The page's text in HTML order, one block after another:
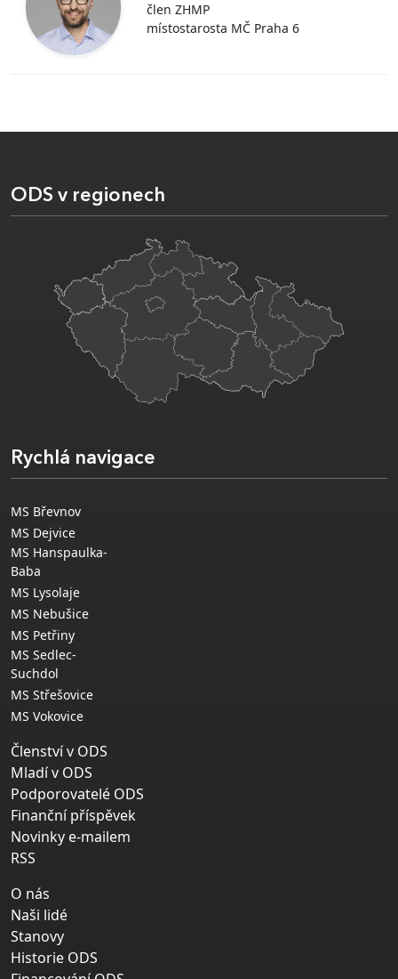
člen ZHMP
místostarosta MČ Praha 6
ODS v regionech
Rychlá navigace
MS Břevnov
MS Dejvice
MS Hanspaulka-
Baba
MS Lysolaje
MS Nebušice
MS Petřiny
MS Sedlec-
Suchdol
MS Střešovice
MS Vokovice
Členství v ODS
Mladí v ODS
Podporovatelé ODS
Finanční příspěvek
Novinky e-mailem
RSS
O nás
Naši lidé
Stanovy
Historie ODS